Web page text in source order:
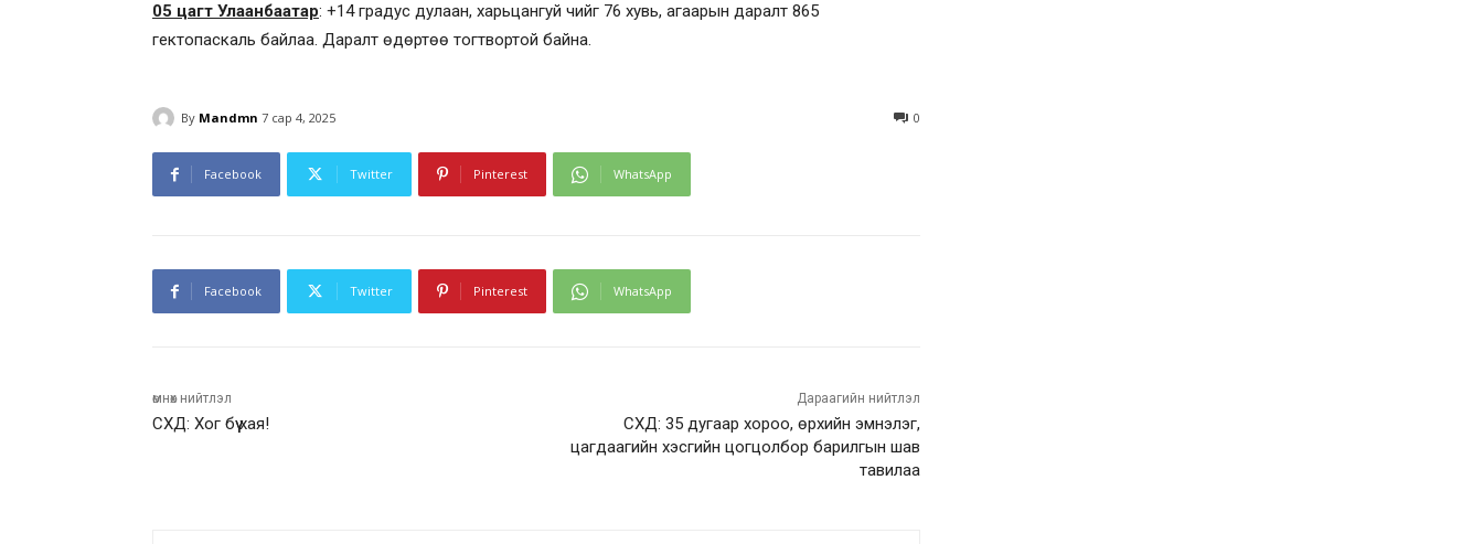
05 цагт Улаанбаатар: +14 градус дулаан, харьцангуй чийг 76 хувь, агаарын даралт 865
гектопаскаль байлаа. Даралт өдөртөө тогтвортой байна.
By Mandmn 7 сар 4, 2025 0
Facebook Twitter Pinterest WhatsApp
Facebook Twitter Pinterest WhatsApp
өмнөх нийтлэл
СХД: Хог бүү хая!
Дараагийн нийтлэл
СХД: 35 дугаар хороо, өрхийн эмнэлэг,
цагдаагийн хэсгийн цогцолбор барилгын шав
тавилаа